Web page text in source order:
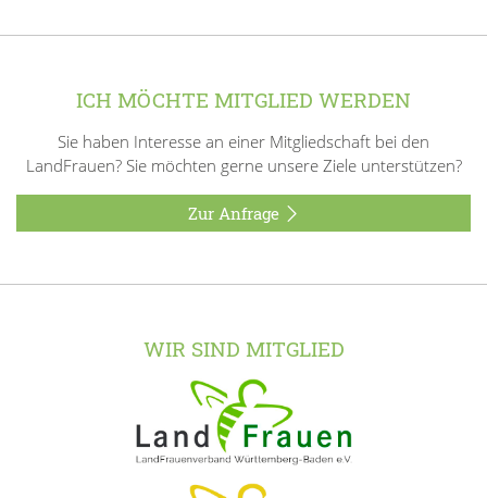
ICH MÖCHTE MITGLIED WERDEN
Sie haben Interesse an einer Mitgliedschaft bei den
LandFrauen? Sie möchten gerne unsere Ziele unterstützen?
Zur Anfrage
WIR SIND MITGLIED